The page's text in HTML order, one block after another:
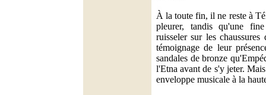
À la toute fin, il ne reste à
pleurer, tandis qu'une
ruisseler sur les
témoignage de leur
sandales de bronze
l'Etna avant de s'y jeter.
enveloppe musicale à la